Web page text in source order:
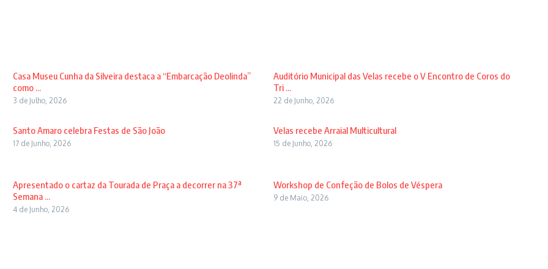
Casa Museu Cunha da Silveira destaca a “Embarcação Deolinda”
como ...
3 de Julho, 2026
Auditório Municipal das Velas recebe o V Encontro de Coros do
Tri ...
22 de Junho, 2026
Santo Amaro celebra Festas de São João
17 de Junho, 2026
Velas recebe Arraial Multicultural
15 de Junho, 2026
Apresentado o cartaz da Tourada de Praça a decorrer na 37ª
Semana ...
4 de Junho, 2026
Workshop de Confeção de Bolos de Véspera
9 de Maio, 2026